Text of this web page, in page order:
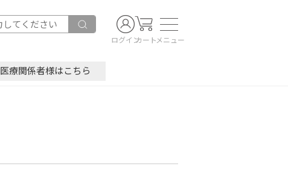
ログインカートメニュー
医療関係者様はこちら